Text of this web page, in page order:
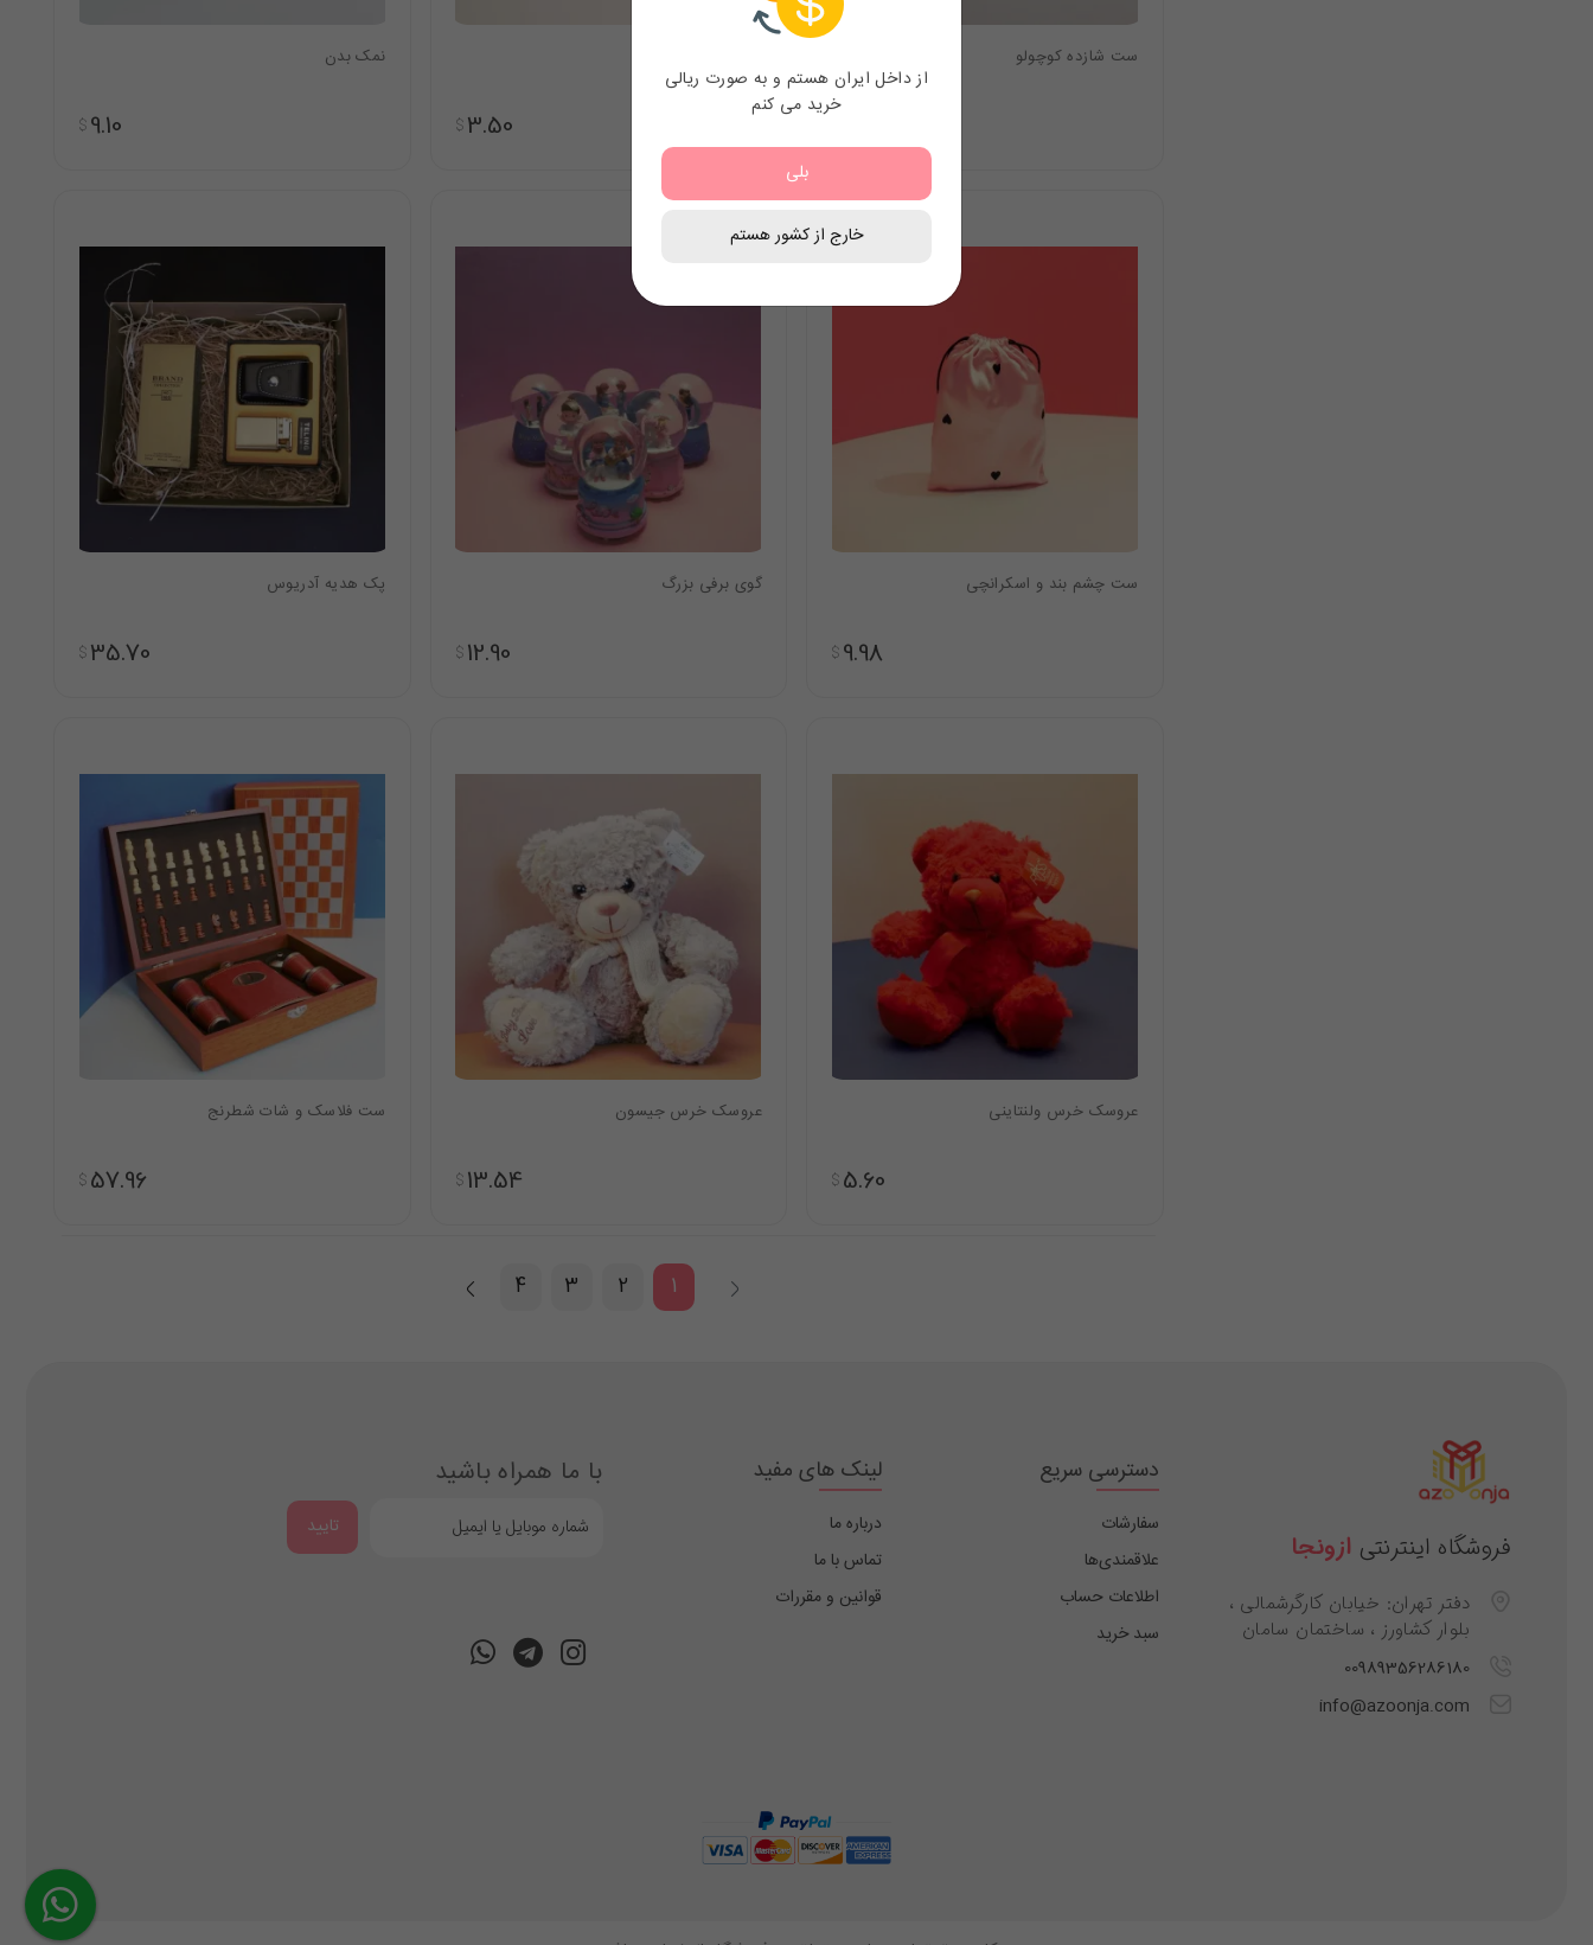
ست شازده کوچولو
$ 3.50
نمک بدن
$ 9.10
ست چشم بند و اسکرانچی
$ 9.98
گوی برفی بزرگ
$ 12.90
پک هدیه آدریوس
$ 35.70
عروسک خرس ولنتاینی
$ 5.60
عروسک خرس جیسون
$ 13.54
ست فلاسک و شات شطرنج
$ 57.96
1
2
3
4
فروشگاه اینترنتی ازونجا
دفتر تهران: خیابان کارگرشمالی ،
بلوار کشاورز ، ساختمان سامان
00989356286180
info@azoonja.com
دسترسی سریع
سفارشات
علاقمندی‌ها
اطلاعات حساب
سبد خرید
لینک های مفید
درباره ما
تماس با ما
قوانین و مقررات
با ما همراه باشید
تایید
از داخل ایران هستم و به صورت ریالی
خرید می کنم
بلی
خارج از کشور هستم